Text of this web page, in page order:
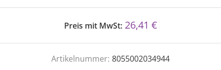
Preis mit MwSt: 26,41 €
Artikelnummer: 8055002034944